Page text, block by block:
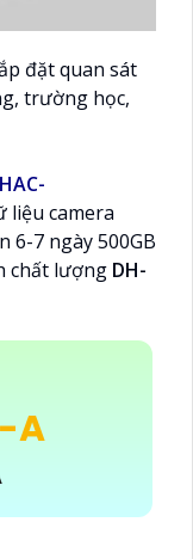
đặt quan sát
trường học,
camera
6-7 ngày 500GB
chất lượng DH-
A